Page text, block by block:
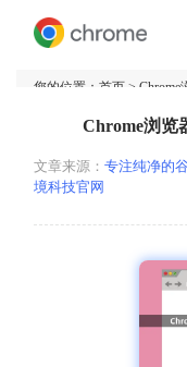
您的位置： 首页 >
Chrome浏览
文章来源： 专注纯净的
境科技官网